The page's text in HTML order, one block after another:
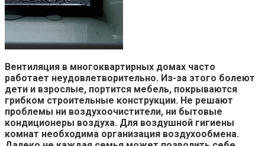
Вентиляция в многоквартирных домах часто
работает неудовлетворительно. Из-за этого болеют
дети и взрослые, портится мебель, покрываются
грибком строительные конструкции. Не решают
проблемы ни воздухоочистители, ни бытовые
кондиционеры воздуха. Для воздушной гигиены
комнат необходима организация воздухообмена.